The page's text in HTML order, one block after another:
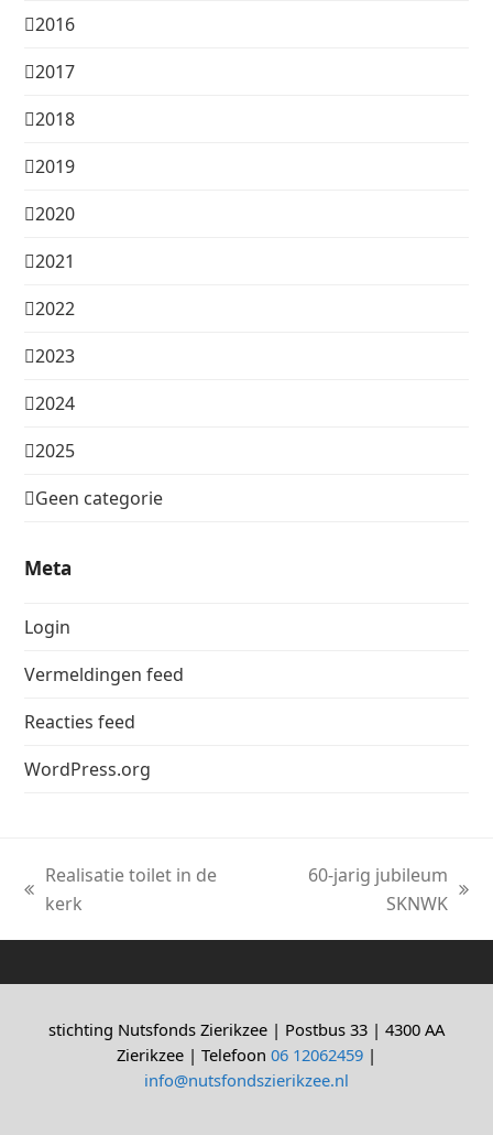
2016
2017
2018
2019
2020
2021
2022
2023
2024
2025
Geen categorie
Meta
Login
Vermeldingen feed
Reacties feed
WordPress.org
previous
Realisatie toilet in de
kerk
60-jarig jubileum
SKNWK
stichting Nutsfonds Zierikzee | Postbus 33 | 4300 AA
Zierikzee | Telefoon 06 12062459 |
info@nutsfondszierikzee.nl